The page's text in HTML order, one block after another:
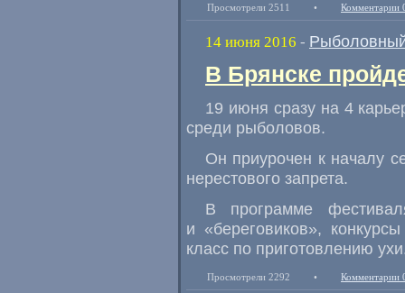
Просмотрели 2511 • Комментарии
14 июня 2016 -
В Брянске
19 июня сразу на 4
среди рыболовов.
Он приурочен к началу
нерестового запрета.
В программе
и «береговиков»,
класс по приготовлению
Просмотрели 2292 • Комментарии